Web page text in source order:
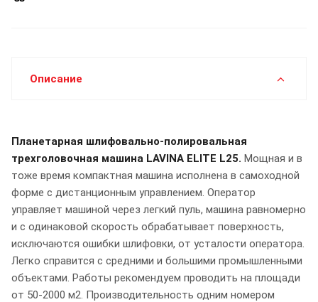
Описание
Планетарная шлифовально-полировальная
трехголовочная машина LAVINA ELITE L25. Мощная и в
тоже время компактная машина исполнена в самоходной
форме с дистанционным управлением. Оператор
управляет машиной через легкий пуль, машина равномерно
и с одинаковой скорость обрабатывает поверхность,
исключаются ошибки шлифовки, от усталости оператора.
Легко справится с средними и большими промышленными
объектами. Работы рекомендуем проводить на площади
от 50-2000 м2. Производительность одним номером